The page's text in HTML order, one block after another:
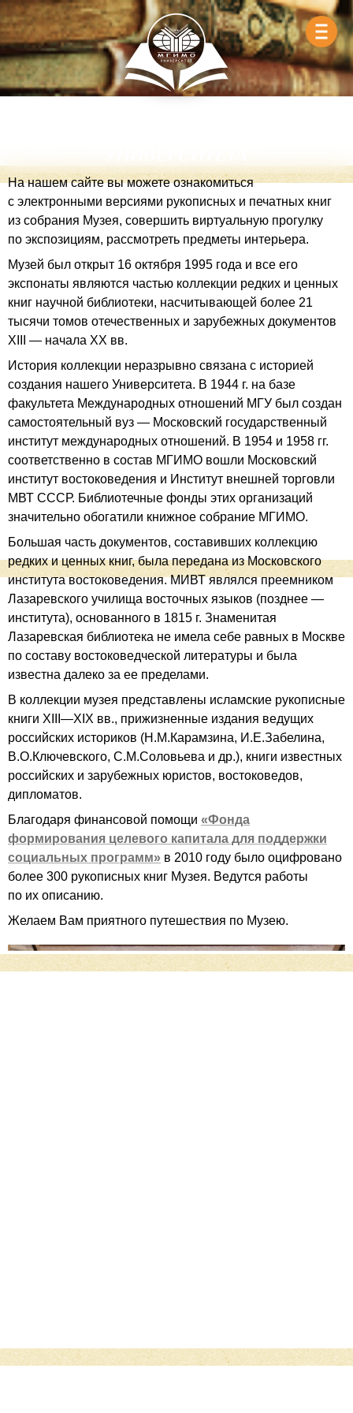
На нашем сайте вы можете ознакомиться
с электронными версиями рукописных и печатных книг
из собрания Музея, совершить виртуальную прогулку
по экспозициям, рассмотреть предметы интерьера.
Музей был открыт 16 октября 1995 года и все его
экспонаты являются частью коллекции редких и ценных
книг научной библиотеки, насчитывающей более 21
тысячи томов отечественных и зарубежных документов
XIII — начала XX вв.
История коллекции неразрывно связана с историей
создания нашего Университета. В 1944 г. на базе
факультета Международных отношений МГУ был создан
самостоятельный вуз — Московский государственный
институт международных отношений. В 1954 и 1958 гг.
соответственно в состав МГИМО вошли Московский
институт востоковедения и Институт внешней торговли
МВТ СССР. Библиотечные фонды этих организаций
значительно обогатили книжное собрание МГИМО.
Большая часть документов, составивших коллекцию
редких и ценных книг, была передана из Московского
института востоковедения. МИВТ являлся преемником
Лазаревского училища восточных языков (позднее —
института), основанного в 1815 г. Знаменитая
Лазаревская библиотека не имела себе равных в Москве
по составу востоковедческой литературы и была
известна далеко за ее пределами.
В коллекции музея представлены исламские рукописные
книги XIII—XIX вв., прижизненные издания ведущих
российских историков (Н.М.Карамзина, И.Е.Забелина,
В.О.Ключевского, С.М.Соловьева и др.), книги известных
российских и зарубежных юристов, востоковедов,
дипломатов.
Благодаря финансовой помощи «Фонда
формирования целевого капитала для поддержки
социальных программ» в 2010 году было оцифровано
более 300 рукописных книг Музея. Ведутся работы
по их описанию.
Желаем Вам приятного путешествия по Музею.